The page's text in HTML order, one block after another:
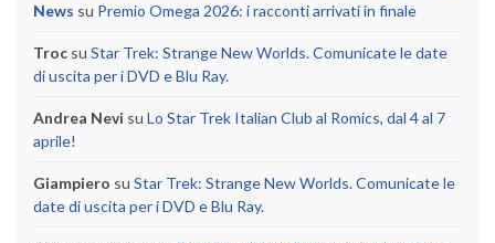
News su Premio Omega 2026: i racconti arrivati in finale
Troc su Star Trek: Strange New Worlds. Comunicate le date
di uscita per i DVD e Blu Ray.
Andrea Nevi su Lo Star Trek Italian Club al Romics, dal 4 al 7
aprile!
Giampiero su Star Trek: Strange New Worlds. Comunicate le
date di uscita per i DVD e Blu Ray.